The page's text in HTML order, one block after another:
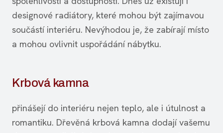
designové radiátory, které mohou být zajímavou
součástí interiéru. Nevýhodou je, že zabírají místo
a mohou ovlivnit uspořádání nábytku.
Krbová kamna
přinášejí do interiéru nejen teplo, ale i útulnost a
romantiku. Dřevěná krbová kamna dodají vašemu